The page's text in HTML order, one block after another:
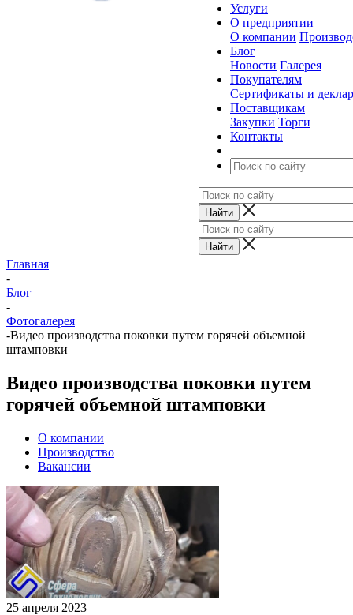
Услуги
О предприятии
О компании
Блог
Новости Галерея
Покупателям
Сертификаты и
Поставщикам
Закупки Торги
Контакты
Главная
-
Блог
-
Фотогалерея
-Видео производства поковки путем горячей объемной
штамповки
Видео производства поковки путем
горячей объемной штамповки
О компании
Производство
Вакансии
25 апреля 2023